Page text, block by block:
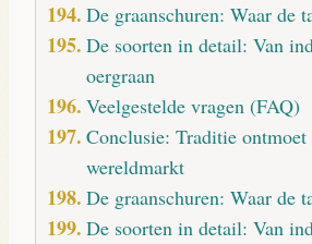
De graanschuren: Waar de
De soorten in detail: Van
oergraan
Veelgestelde vragen (FAQ)
Conclusie: Traditie ontmoet
wereldmarkt
De graanschuren: Waar de
De soorten in detail: Van